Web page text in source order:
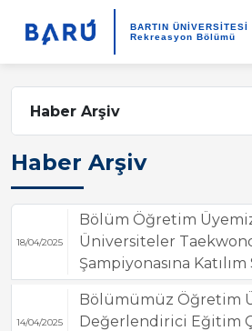
BARTIN ÜNİVERSİTESİ
Rekreasyon Bölümü
Haber Arşiv
Haber Arşiv
18/04/2025
Bölüm Öğretim
Üniversiteler
Şampiyonasına Katılım
14/04/2025
Bölümümüz Öğretim
Değerlendirici Eğitim